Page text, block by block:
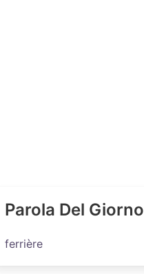
Parola Del Giorno
ferrière